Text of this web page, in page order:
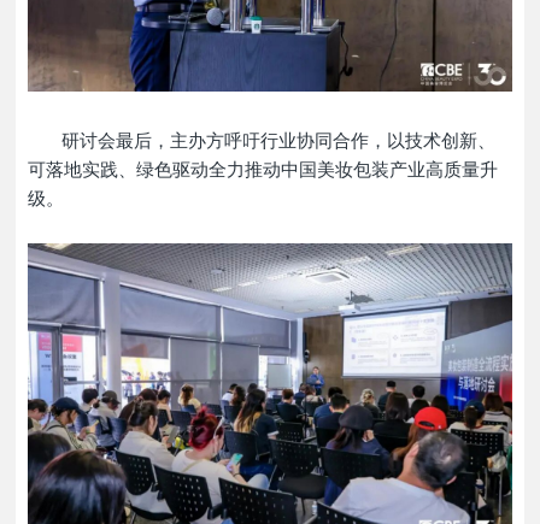
研讨会最后，主办方呼吁行业协同合作，以技术创新
可落地实践、绿色驱动全力推动中国美妆包装产业高质量升
级。